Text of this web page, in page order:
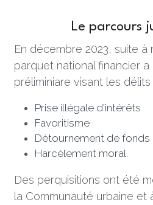
Le parcours
En décembre 2023, suite à
parquet national financier
préliminiare visant les délits
Prise illégale d'intérêts
Favoritisme
Détournement de fonds
Harcèlement moral.
Des perquisitions ont été
la Communauté urbaine et